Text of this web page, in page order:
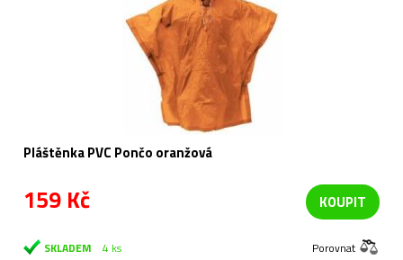
Pláštěnka PVC Pončo oranžová
159 Kč KOUPIT
SKLADEM 4 ks Porovnat